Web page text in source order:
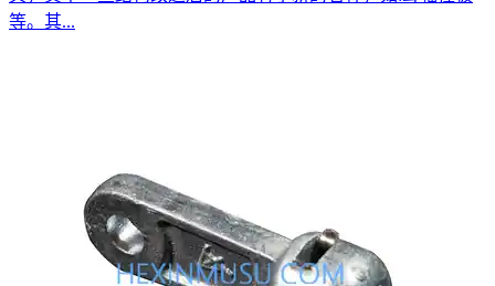
等。其...